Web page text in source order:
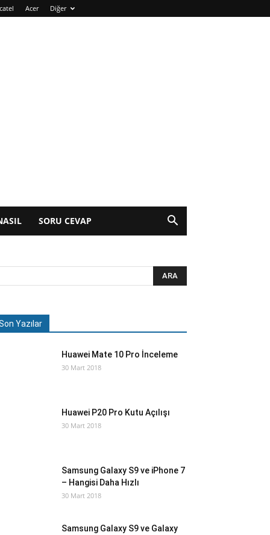
Acer Diğer
SORU CEVAP
Yazılar
Huawei Mate 10 Pro İnceleme
30 Mart 2018
Huawei P20 Pro Kutu Açılışı
30 Mart 2018
Samsung Galaxy S9 ve iPhone 7
– Hangisi Daha Hızlı
30 Mart 2018
Samsung Galaxy S9 ve Galaxy